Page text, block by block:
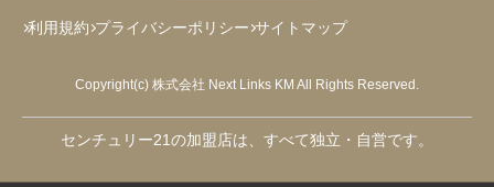
利用規約 プライバシーポリシー サイトマップ
Copyright(c) 株式会社 Next Links KM All Rights Reserved.
センチュリー21の加盟店は、すべて独立・自営です。